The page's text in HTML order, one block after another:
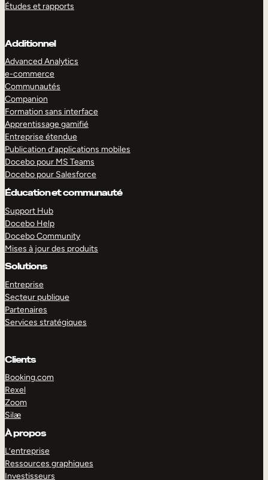
Études et rapports
Additionnel
Advanced Analytics
e-commerce
Communautés
Companion
Formation sans interface
Apprentissage gamifié
Entreprise étendue
Publication d’applications mobiles
Docebo pour MS Teams
Docebo pour Salesforce
Éducation et communauté
Support Hub
Docebo Help
Docebo Community
Mises à jour des produits
Solutions
Entreprise
Secteur publique
Partenaires
Services stratégiques
Clients
Booking.com
Rexel
Zoom
Silæ
À propos
L’entreprise
Ressources graphiques
Investisseurs